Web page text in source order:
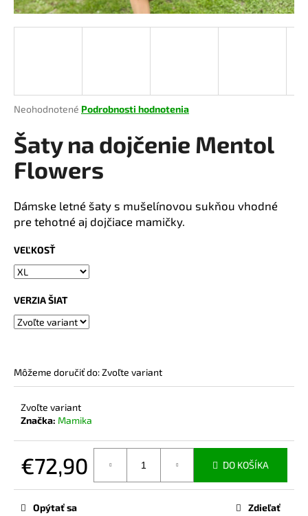
Priemerné
produktu
je
0,0
z
hviezdičiek.
Neohodnotené Podrobnosti hodnotenia
Šaty na dojčenie Mentol
Flowers
Dámske letné šaty s mušelínovou sukňou vhodné
pre tehotné aj dojčiace mamičky.
VEĽKOSŤ
VERZIA ŠIAT
Môžeme doručiť do:Zvoľte variant
Zvoľte variant
Značka: Mamika
€72,90 DO KOŠÍKA
Opýtať sa Zdieľať
á
O
p
o
r
ú
č
a
NA
DOJČENIE